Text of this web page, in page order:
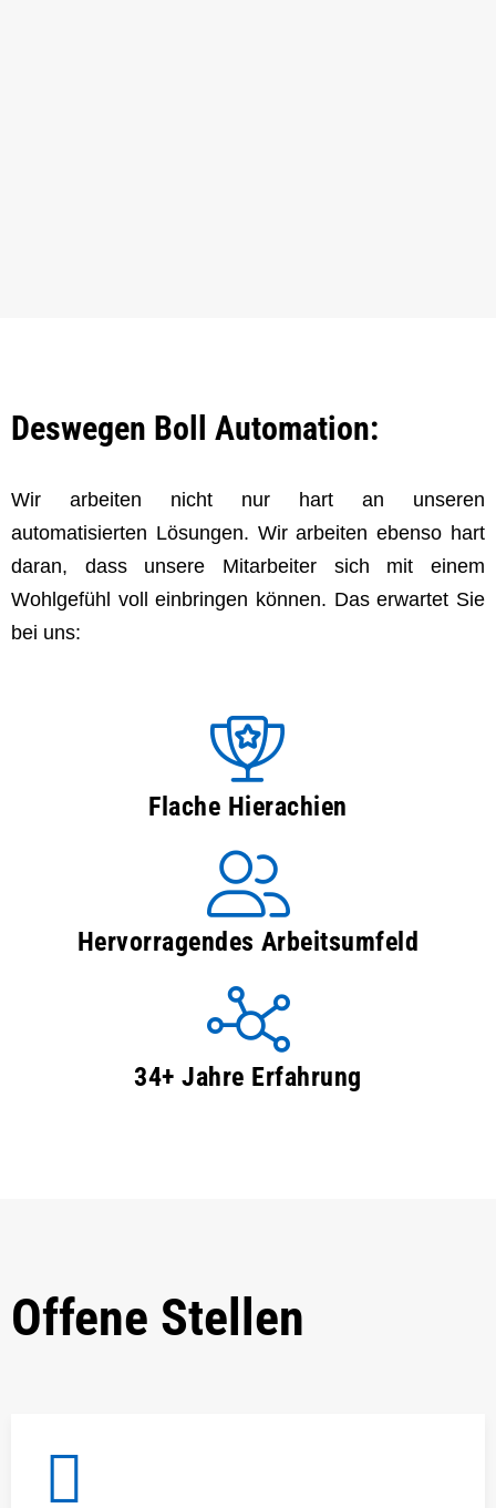
Deswegen Boll Automation:
Wir arbeiten nicht nur hart an unseren
automatisierten Lösungen. Wir arbeiten ebenso hart
daran, dass unsere Mitarbeiter sich mit einem
Wohlgefühl voll einbringen können. Das erwartet Sie
bei uns:
Flache Hierachien
Hervorragendes Arbeitsumfeld
34+ Jahre Erfahrung
Offene Stellen